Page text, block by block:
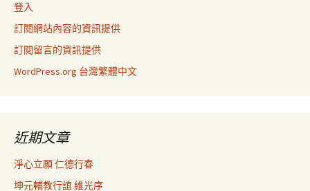
登入
訂閱網站內容的資訊提供
訂閱留言的資訊提供
WordPress.org 台灣繁體中文
近期文章
淨心立願 仁德行春
坤元輔教行誼 維光序